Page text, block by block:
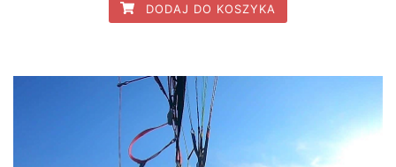
DODAJ DO KOSZYKA